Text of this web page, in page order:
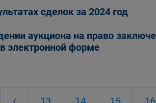
сделок за 2024 год
аукциона на право
электронной форме